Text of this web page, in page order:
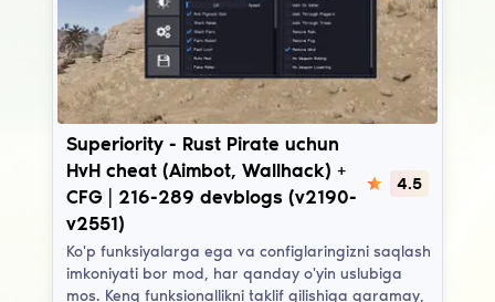
Superiority
Superiority - Rust Pirate uchun
HvH cheat (Aimbot, Wallhack) +
CFG | 216-289 devblogs (v2190-
v2551)
4.5
Ko'p funksiyalarga ega va configlaringizni saqlash
imkoniyati bor mod, har qanday o'yin uslubiga
mos. Keng funksionallikni taklif qilishiga qaramay,